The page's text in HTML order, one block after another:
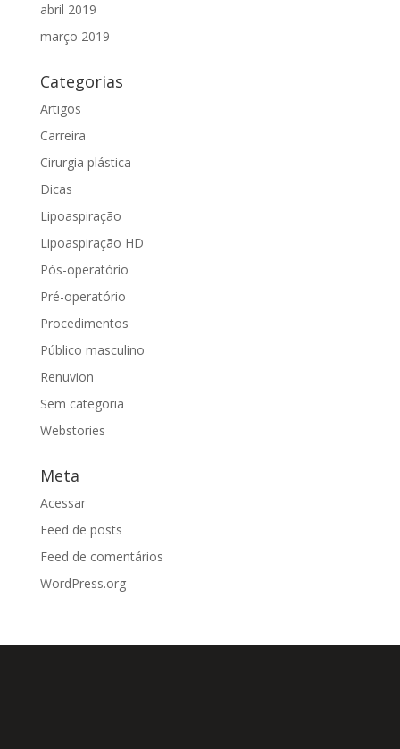
abril 2019
março 2019
Categorias
Artigos
Carreira
Cirurgia plástica
Dicas
Lipoaspiração
Lipoaspiração HD
Pós-operatório
Pré-operatório
Procedimentos
Público masculino
Renuvion
Sem categoria
Webstories
Meta
Acessar
Feed de posts
Feed de comentários
WordPress.org